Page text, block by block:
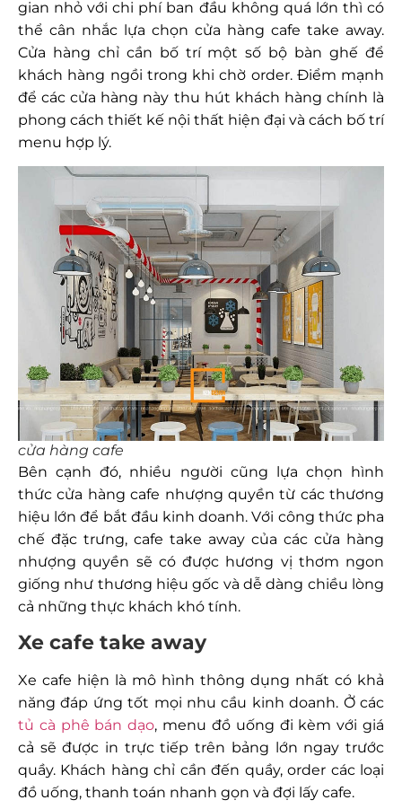
gian nhỏ với chi phí ban đầu không quá lớn thì có
thể cân nhắc lựa chọn cửa hàng cafe take away.
Cửa hàng chỉ cần bố trí một số bộ bàn ghế để
khách hàng ngồi trong khi chờ order. Điểm mạnh
để các cửa hàng này thu hút khách hàng chính là
phong cách thiết kế nội thất hiện đại và cách bố trí
menu hợp lý.
cửa hàng cafe
Bên cạnh đó, nhiều người cũng lựa chọn hình
thức cửa hàng cafe nhượng quyền từ các thương
hiệu lớn để bắt đầu kinh doanh. Với công thức pha
chế đặc trưng, cafe take away của các cửa hàng
nhượng quyền sẽ có được hương vị thơm ngon
giống như thương hiệu gốc và dễ dàng chiều lòng
cả những thực khách khó tính.
Xe cafe take away
Xe cafe hiện là mô hình thông dụng nhất có khả
năng đáp ứng tốt mọi nhu cầu kinh doanh. Ở các
tủ cà phê bán dạo, menu đồ uống đi kèm với giá
cả sẽ được in trực tiếp trên bảng lớn ngay trước
quầy. Khách hàng chỉ cần đến quầy, order các loại
đồ uống, thanh toán nhanh gọn và đợi lấy cafe.